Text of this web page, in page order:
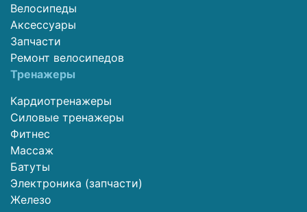
Велосипеды
Аксессуары
Запчасти
Ремонт велосипедов
Тренажеры
Кардиотренажеры
Силовые тренажеры
Фитнес
Массаж
Батуты
Электроника (запчасти)
Железо